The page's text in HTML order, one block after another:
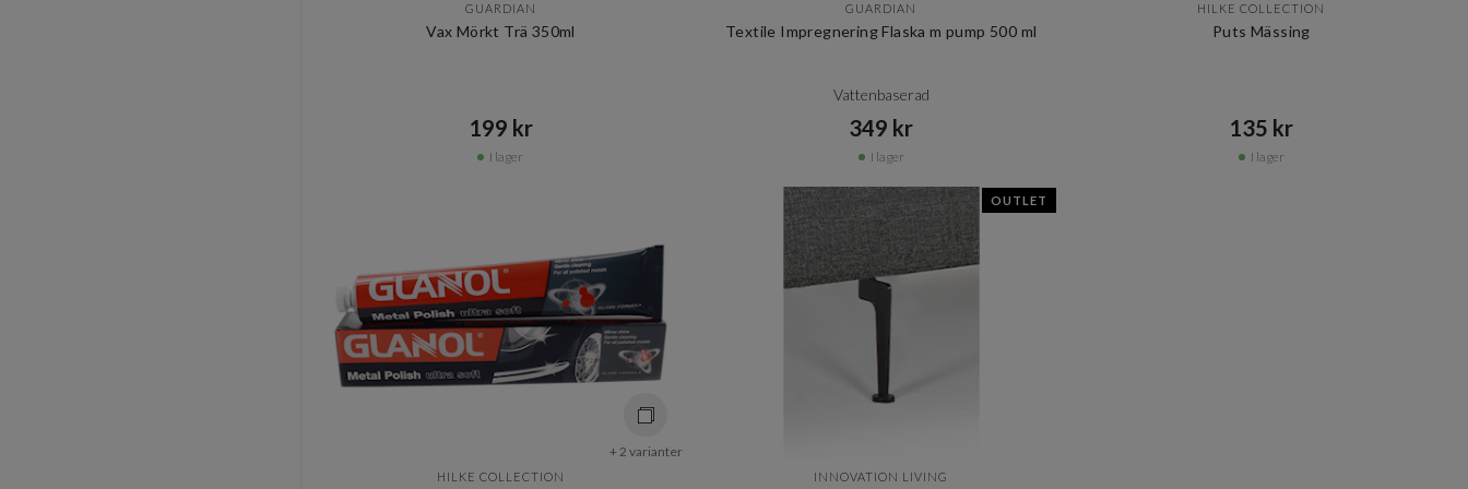
GUARDIAN
Vax Mörkt Trä 350ml
199 kr​​
I lager
GUARDIAN
Textile Impregnering Flaska m pump 500 ml
Vattenbaserad
349 kr​​
I lager
HILKE COLLECTION
Puts Mässing
135 kr​​
I lager
+ 2 varianter
HILKE COLLECTION
OUTLET
INNOVATION LIVING